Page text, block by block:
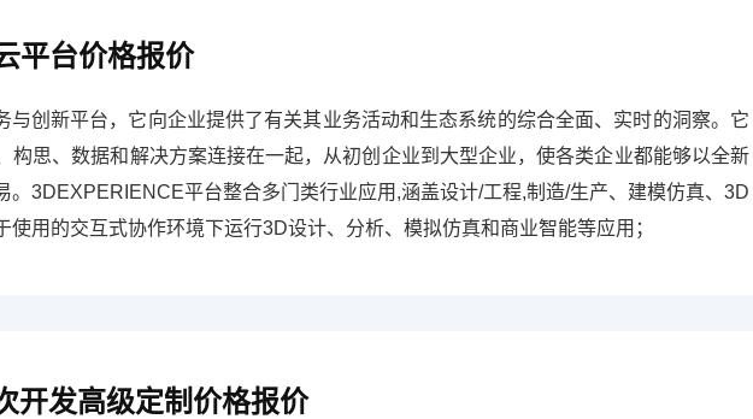
平台价格报价
创新平台，它向企业提供了有关其业务活动和生态系统的综合全面、实时的洞察。它
构思、数据和解决方案连接在一起，从初创企业到大型企业，使各类企业都能够以全新
。3DEXPERIENCE平台整合多门类行业应用,涵盖设计/工程,制造/生产、建模仿真、3D
使用的交互式协作环境下运行3D设计、分析、模拟仿真和商业智能等应用；
开发高级定制价格报价